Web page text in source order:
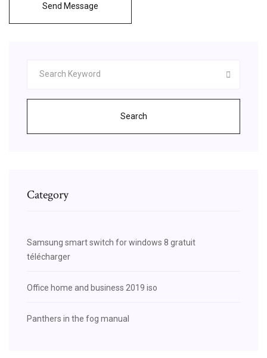
Send Message
Search
Category
Samsung smart switch for windows 8 gratuit
télécharger
Office home and business 2019 iso
Panthers in the fog manual